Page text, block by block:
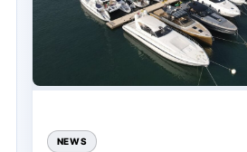
NEWS